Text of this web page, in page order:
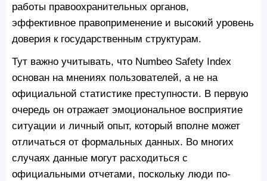
работы правоохранительных органов,
эффективное правоприменение и высокий уровень
доверия к государственным структурам.
Тут важно учитывать, что Numbeo Safety Index
основан на мнениях пользователей, а не на
официальной статистике преступности. В первую
очередь он отражает эмоциональное восприятие
ситуации и личный опыт, который вполне может
отличаться от формальных данных. Во многих
случаях данные могут расходиться с
официальными отчетами, поскольку люди по-